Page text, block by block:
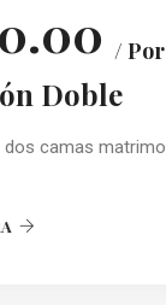
/
Doble
camas